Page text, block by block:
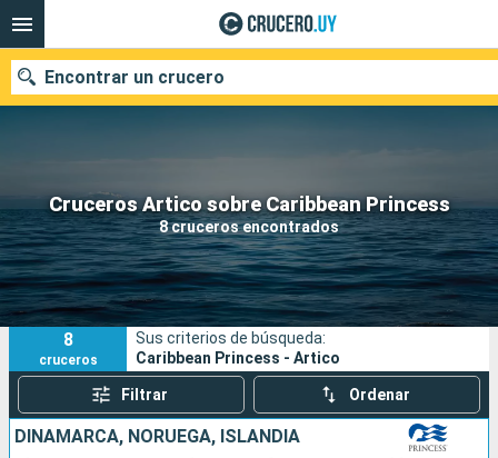
Cruceros Artico sobre Caribbean Princess
8 cruceros encontrados
Encontrar un crucero
Nuestros destinos
Fecha de salida
Puertos Compañías
Buscar
8
cruceros
Sus criterios de búsqueda:
Caribbean Princess - Artico
Filtrar Ordenar
DINAMARCA, NORUEGA, ISLANDIA